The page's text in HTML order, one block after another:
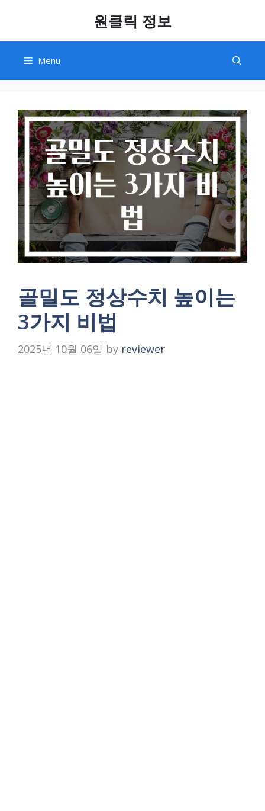
content
원클릭 정보
Menu
골밀도 정상수치 높이는
3가지 비법
2025년 10월 06일 by reviewer